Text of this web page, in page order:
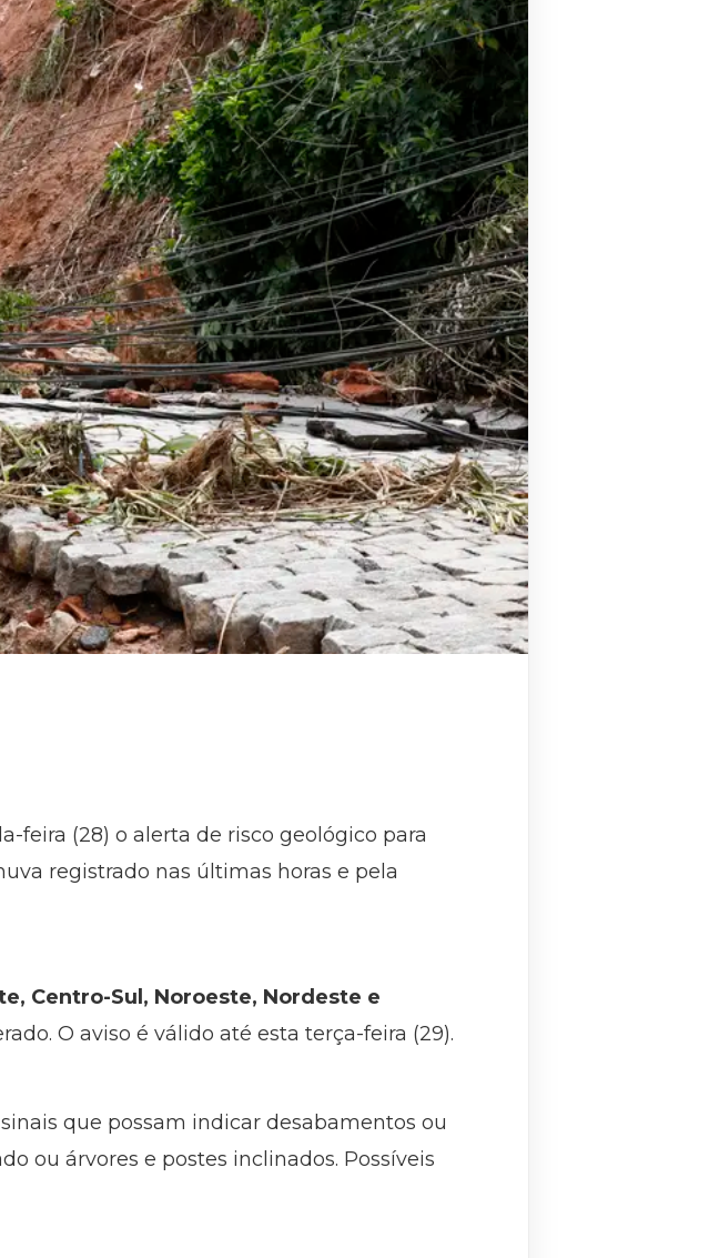
feira (28) o alerta de risco geológico para
registrado nas últimas horas e pela
Centro-Sul, Noroeste, Nordeste e
O aviso é válido até esta terça-feira (29).
que possam indicar desabamentos ou
ou árvores e postes inclinados. Possíveis